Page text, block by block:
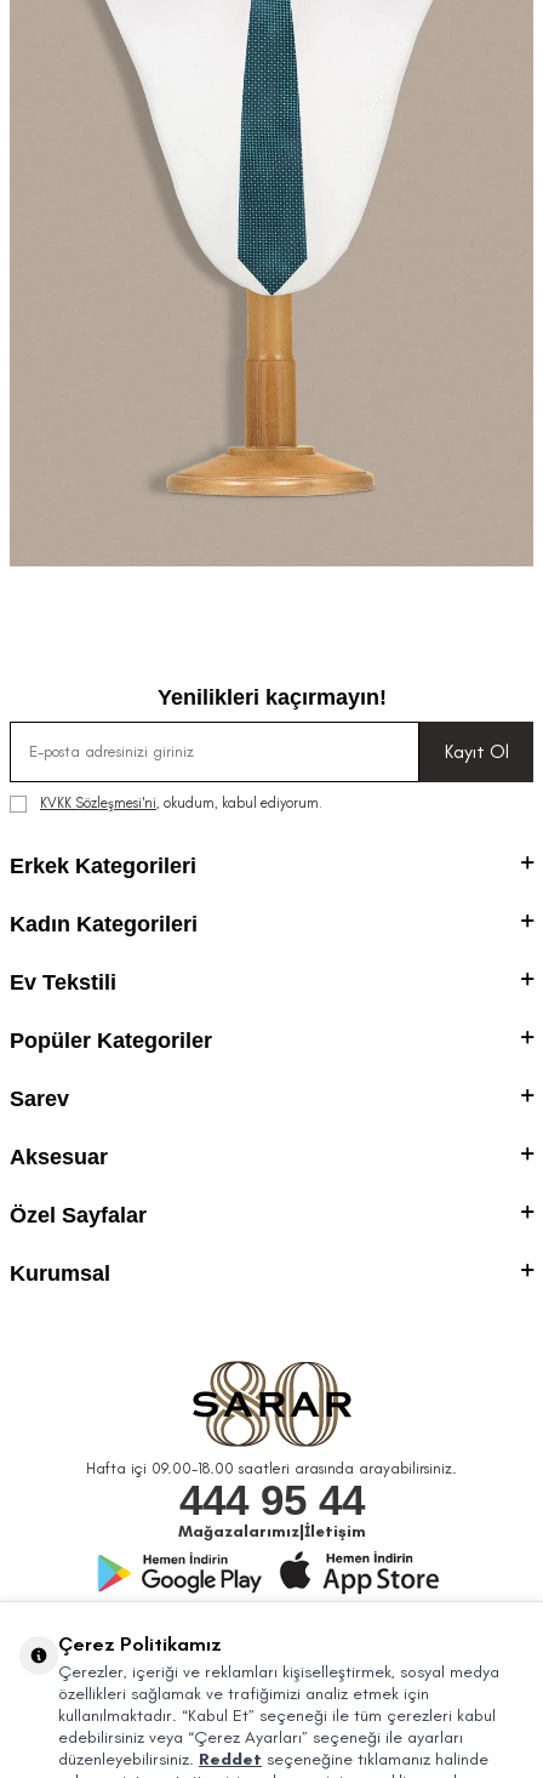
Yenilikleri kaçırmayın!
Kayıt Ol
KVKK Sözleşmesi'ni, okudum, kabul ediyorum.
Erkek Kategorileri
Kadın Kategorileri
Ev Tekstili
Popüler Kategoriler
Sarev
Aksesuar
Özel Sayfalar
Kurumsal
Hafta içi 09.00-18.00 saatleri arasında arayabilirsiniz.
444 95 44
Mağazalarımız| İletişim
Çerez Politikamız
Çerezler, içeriği ve reklamları kişiselleştirmek, sosyal medya
özellikleri sağlamak ve trafiğimizi analiz etmek için
kullanılmaktadır. “Kabul Et” seçeneği ile tüm çerezleri kabul
edebilirsiniz veya “Çerez Ayarları” seçeneği ile ayarları
düzenleyebilirsiniz. Reddet seçeneğine tıklamanız halinde